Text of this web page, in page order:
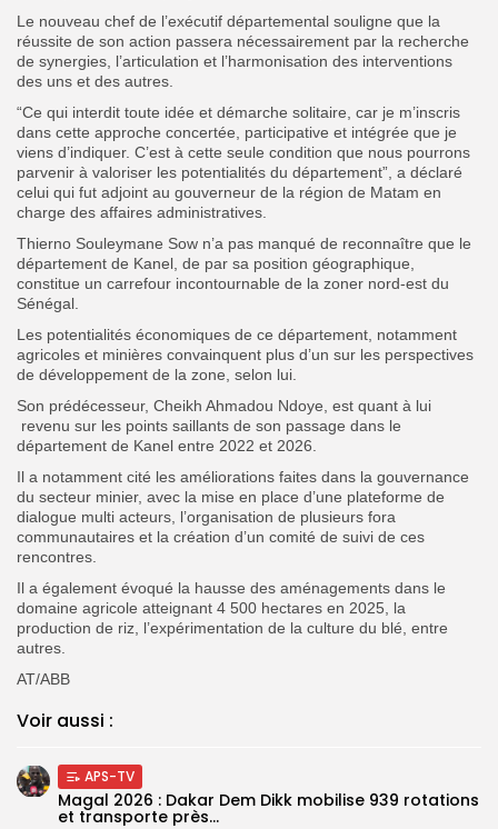
Le nouveau chef de l’exécutif départemental souligne que la
réussite de son action passera nécessairement par la recherche
de synergies, l’articulation et l’harmonisation des interventions
des uns et des autres.
“Ce qui interdit toute idée et démarche solitaire, car je m’inscris
dans cette approche concertée, participative et intégrée que je
viens d’indiquer. C’est à cette seule condition que nous pourrons
parvenir à valoriser les potentialités du département”, a déclaré
celui qui fut adjoint au gouverneur de la région de Matam en
charge des affaires administratives.
Thierno Souleymane Sow n’a pas manqué de reconnaître que le
département de Kanel, de par sa position géographique,
constitue un carrefour incontournable de la zoner nord-est du
Sénégal.
Les potentialités économiques de ce département, notamment
agricoles et minières convainquent plus d’un sur les perspectives
de développement de la zone, selon lui.
Son prédécesseur, Cheikh Ahmadou Ndoye, est quant à lui
revenu sur les points saillants de son passage dans le
département de Kanel entre 2022 et 2026.
Il a notamment cité les améliorations faites dans la gouvernance
du secteur minier, avec la mise en place d’une plateforme de
dialogue multi acteurs, l’organisation de plusieurs fora
communautaires et la création d’un comité de suivi de ces
rencontres.
Il a également évoqué la hausse des aménagements dans le
domaine agricole atteignant 4 500 hectares en 2025, la
production de riz, l’expérimentation de la culture du blé, entre
autres.
AT/ABB
Voir aussi :
APS-TV
Magal 2026 : Dakar Dem Dikk mobilise 939 rotations
et transporte près...